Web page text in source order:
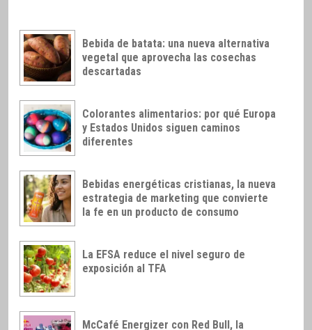
Bebida de batata: una nueva alternativa
vegetal que aprovecha las cosechas
descartadas
Colorantes alimentarios: por qué Europa
y Estados Unidos siguen caminos
diferentes
Bebidas energéticas cristianas, la nueva
estrategia de marketing que convierte
la fe en un producto de consumo
La EFSA reduce el nivel seguro de
exposición al TFA
McCafé Energizer con Red Bull, la